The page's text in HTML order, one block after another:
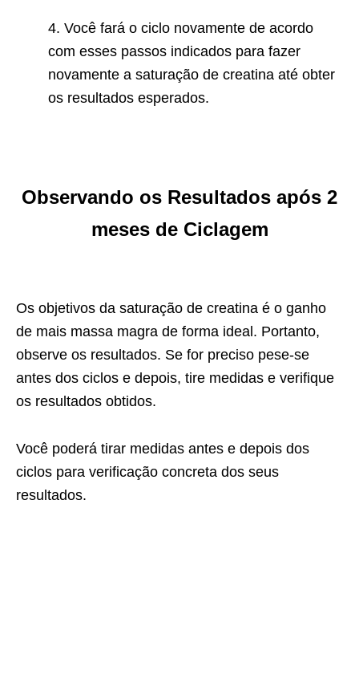
4. Você fará o ciclo novamente de acordo
com esses passos indicados para fazer
novamente a saturação de creatina até obter
os resultados esperados.
Observando os Resultados após 2
meses de Ciclagem
Os objetivos da saturação de creatina é o ganho
de mais massa magra de forma ideal. Portanto,
observe os resultados. Se for preciso pese-se
antes dos ciclos e depois, tire medidas e verifique
os resultados obtidos.
Você poderá tirar medidas antes e depois dos
ciclos para verificação concreta dos seus
resultados.